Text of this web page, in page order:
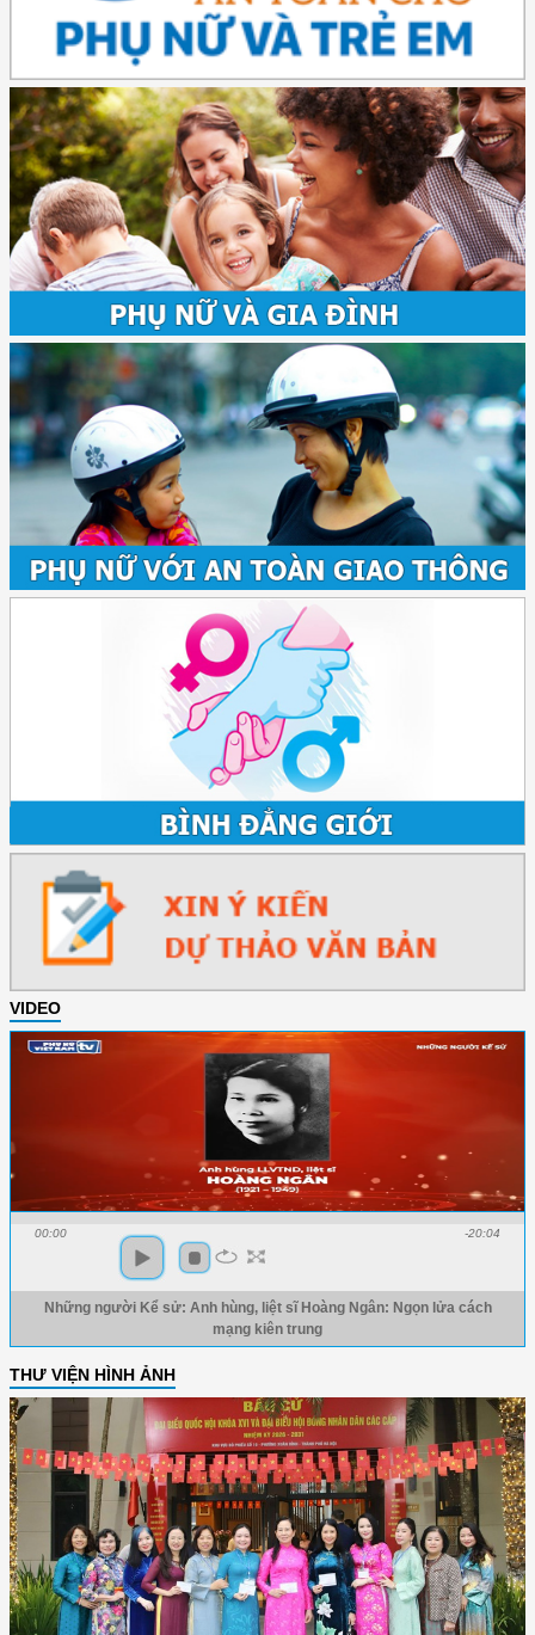
VIDEO
00:00 -20:04
Những người Kể sử: Anh hùng, liệt sĩ Hoàng Ngân: Ngọn lửa cách
mạng kiên trung
THƯ VIỆN HÌNH ẢNH